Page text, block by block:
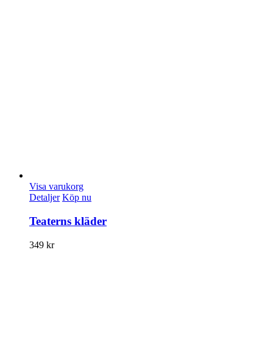
Visa varukorg
Detaljer Köp nu
Teaterns kläder
349 kr